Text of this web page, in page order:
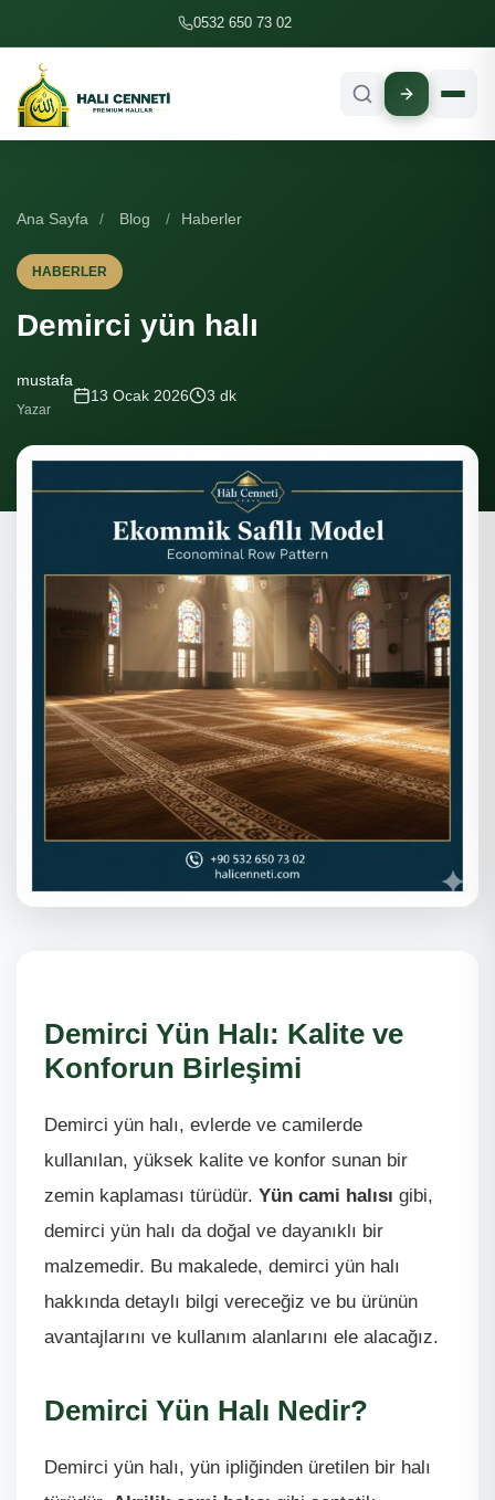
0532 650 73 02
Ana Sayfa / Blog / Haberler
HABERLER
Demirci yün halı
mustafa
Yazar
13 Ocak 2026 3 dk
Demirci Yün Halı: Kalite ve
Konforun Birleşimi
Demirci yün halı, evlerde ve camilerde
kullanılan, yüksek kalite ve konfor sunan bir
zemin kaplaması türüdür. Yün cami halısı gibi,
demirci yün halı da doğal ve dayanıklı bir
malzemedir. Bu makalede, demirci yün halı
hakkında detaylı bilgi vereceğiz ve bu ürünün
avantajlarını ve kullanım alanlarını ele alacağız.
Demirci Yün Halı Nedir?
Demirci yün halı, yün ipliğinden üretilen bir halı